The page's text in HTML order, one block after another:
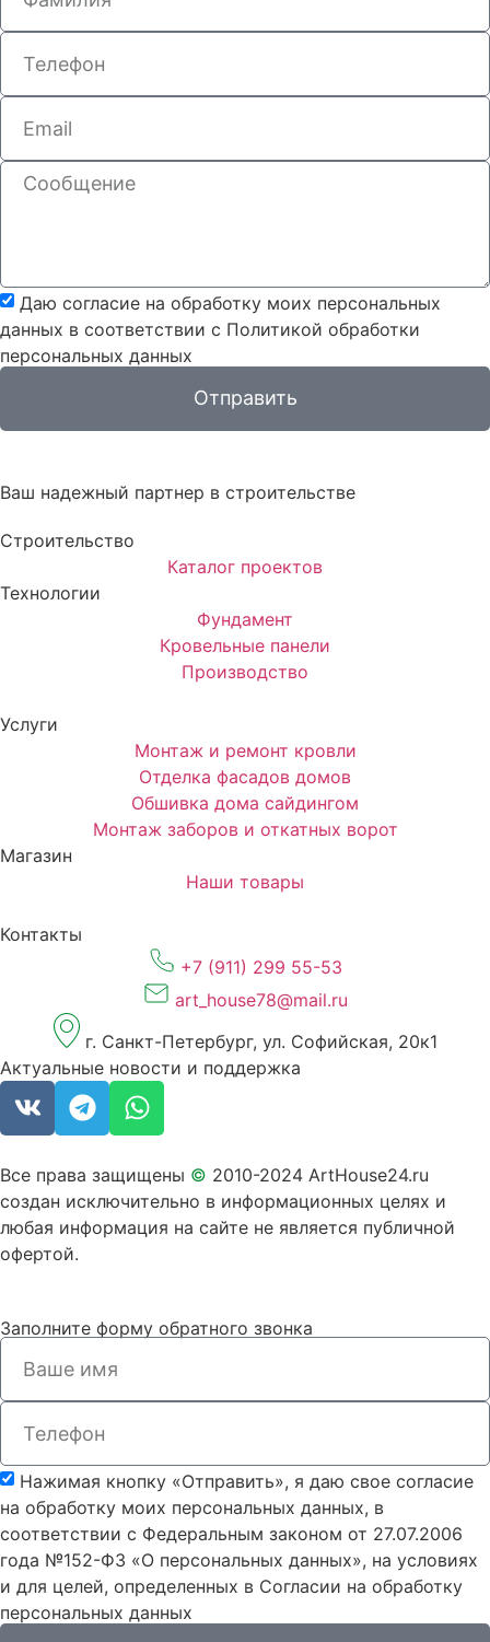
Даю согласие на обработку моих персональных
данных в соответствии с Политикой обработки
персональных данных
Отправить
Ваш надежный партнер в строительстве
Строительство
Каталог проектов
Технологии
Фундамент
Кровельные панели
Производство
Услуги
Монтаж и ремонт кровли
Отделка фасадов домов
Обшивка дома сайдингом
Монтаж заборов и откатных ворот
Магазин
Наши товары
Контакты
+7 (911) 299 55-53
art_house78@mail.ru
г. Санкт-Петербург, ул. Софийская, 20к1
Актуальные новости и поддержка
Все права защищены © 2010-2024 ArtHouse24.ru
создан исключительно в информационных целях и
любая информация на сайте не является публичной
офертой.
Заполните форму обратного звонка
Нажимая кнопку «Отправить», я даю свое согласие
на обработку моих персональных данных, в
соответствии с Федеральным законом от 27.07.2006
года №152-ФЗ «О персональных данных», на условиях
и для целей, определенных в Согласии на обработку
персональных данных